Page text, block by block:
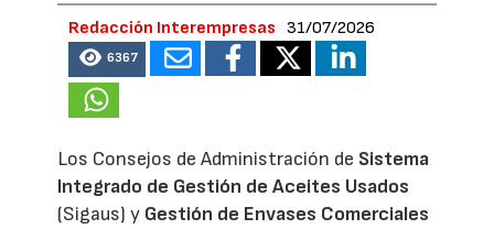
Redacción Interempresas 31/07/2026
6367
Los Consejos de Administración de Sistema
Integrado de Gestión de Aceites Usados
(Sigaus) y Gestión de Envases Comerciales